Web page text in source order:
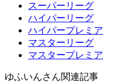
スーパーリーグ
ハイパーリーグ
ハイパープレミア
マスターリーグ
マスタープレミア
ゆふいんさん関連記事